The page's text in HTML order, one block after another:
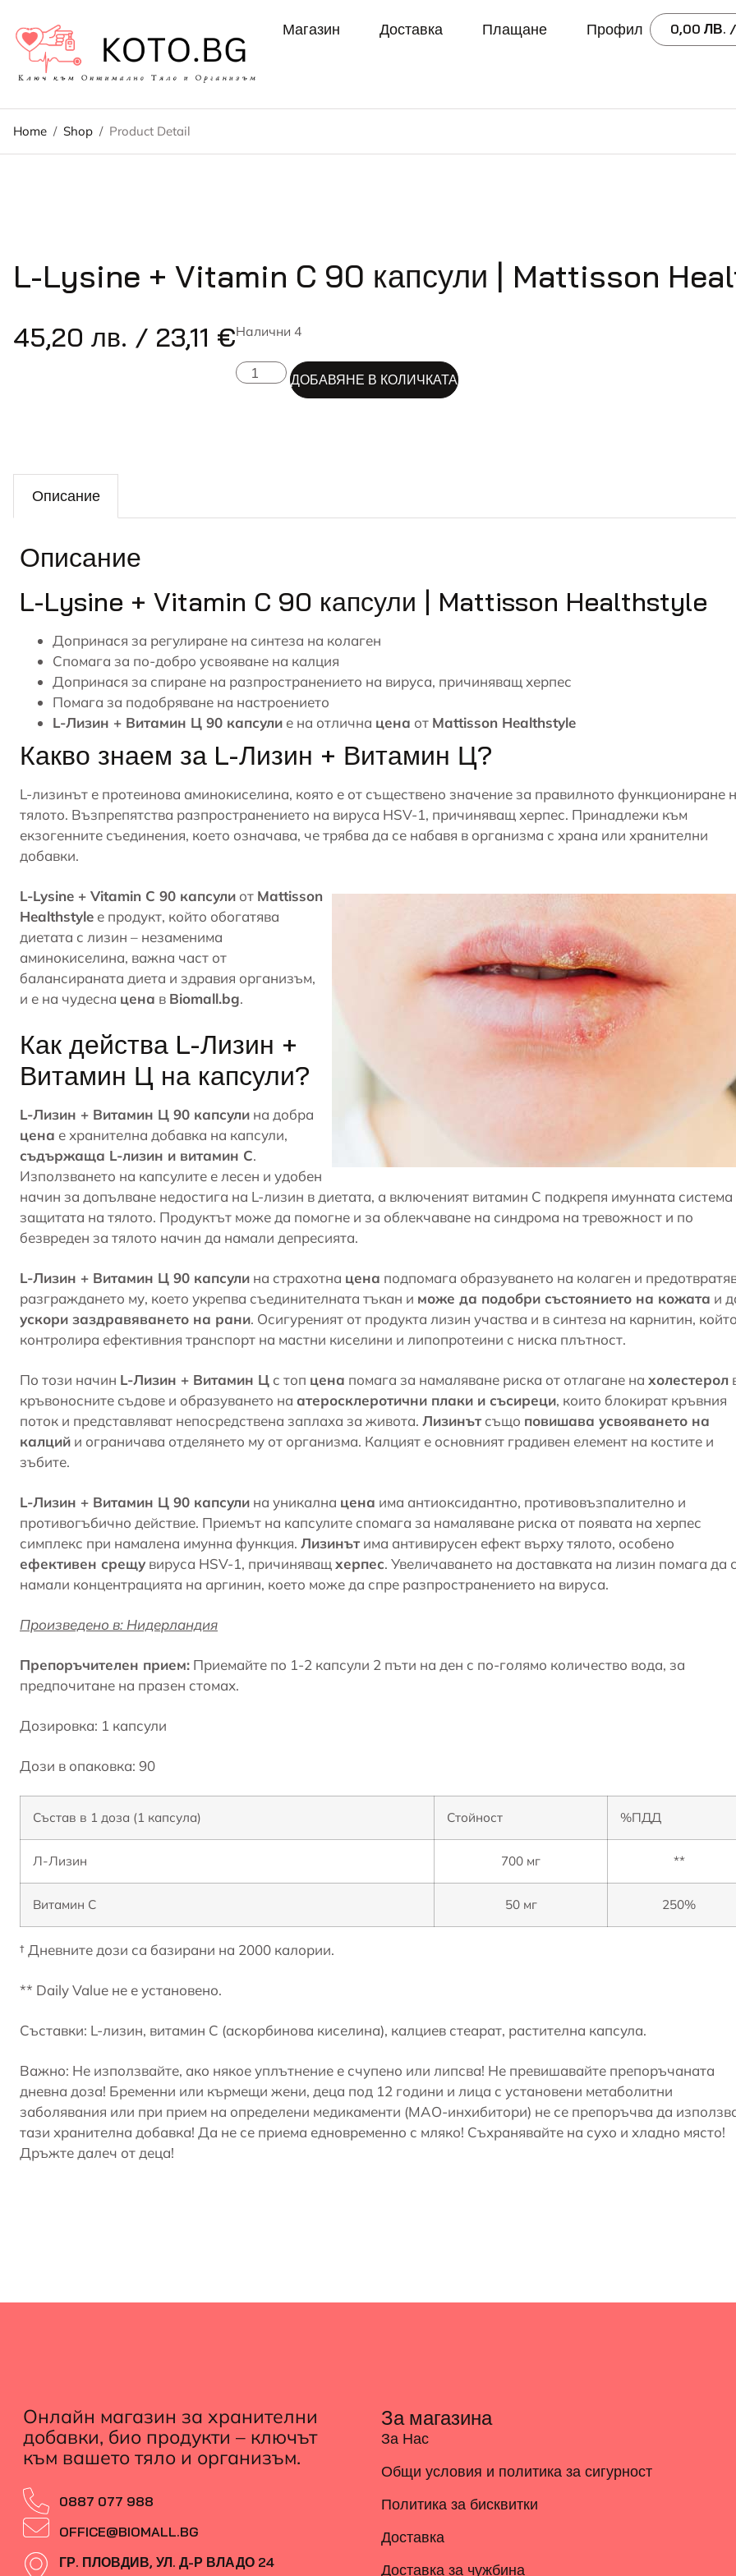
Магазин Доставка Плащане Профил 0,00 ЛВ.
Home / Shop / Product Detail
L-Lysine + Vitamin C 90 капсули | Mattisson
45,20 лв. / 23,11 €Налични 4
ДОБАВЯНЕ В КОЛИЧКАТАALTERNATIVE:
Описание
Описание
L-Lysine + Vitamin C 90 капсули | Mattisson Healthstyle
Допринася за регулиране на синтеза на колаген
Спомага за по-добро усвояване на калция
Допринася за спиране на разпространението на вируса, причиняващ херпес
Помага за подобряване на настроението
L-Лизин + Витамин Ц 90 капсули е на отлична цена от Mattisson Healthstyle
Какво знаем за L-Лизин + Витамин Ц?
L-лизинът е протеинова аминокиселина, която е от съществено значение за правилното функциониране
тялото. Възпрепятства разпространението на вируса HSV-1, причиняващ херпес. Принадлежи към
екзогенните съединения, което означава, че трябва да се набавя в организма с храна или хранителни
добавки.
L-Lysine + Vitamin C 90 капсули от Mattisson
Healthstyle е продукт, който обогатява
диетата с лизин – незаменима
аминокиселина, важна част от
балансираната диета и здравия организъм,
и е на чудесна цена в Biomall.bg.
Как действа L-Лизин +
Витамин Ц на капсули?
L-Лизин + Витамин Ц 90 капсули на добра
цена е хранителна добавка на капсули,
съдържаща L-лизин и витамин С.
Използването на капсулите е лесен и удобен
начин за допълване недостига на L-лизин в диетата, а включеният витамин C подкрепя имунната система
защитата на тялото. Продуктът може да помогне и за облекчаване на синдрома на тревожност и по
безвреден за тялото начин да намали депресията.
L-Лизин + Витамин Ц 90 капсули на страхотна цена подпомага образуването на колаген и
разграждането му, което укрепва съединителната тъкан и може да подобри състоянието на кожата и
ускори заздравяването на рани. Осигуреният от продукта лизин участва и в синтеза на карнитин,
контролира ефективния транспорт на мастни киселини и липопротеини с ниска плътност.
По този начин L-Лизин + Витамин Ц с топ цена помага за намаляване риска от отлагане на холестерол
кръвоносните съдове и образуването на атеросклеротични плаки и съсиреци, които блокират кръвния
поток и представляват непосредствена заплаха за живота. Лизинът също повишава усвояването на
калций и ограничава отделянето му от организма. Калцият е основният градивен елемент на костите и
зъбите.
L-Лизин + Витамин Ц 90 капсули на уникална цена има антиоксидантно, противовъзпалително и
противогъбично действие. Приемът на капсулите спомага за намаляване риска от появата на херпес
симплекс при намалена имунна функция. Лизинът има антивирусен ефект върху тялото, особено
ефективен срещувируса HSV-1, причиняващ херпес. Увеличаването на доставката на лизин помага да
намали концентрацията на аргинин, което може да спре разпространението на вируса.
Произведено в: Нидерландия
Препоръчителен прием: Приемайте по 1-2 капсули 2 пъти на ден с по-голямо количество вода, за
предпочитане на празен стомах.
Дозировка: 1 капсули
Дози в опаковка: 90
Състав в 1 доза (1 капсула) Стойност %ПДД
Л-Лизин 700 мг **
Витамин С 50 мг 250%
† Дневните дози са базирани на 2000 калории.
** Daily Value не е установено.
Съставки: L-лизин, витамин С (аскорбинова киселина), калциев стеарат, растителна капсула.
Важно: Не използвайте, ако някое уплътнение е счупено или липсва! Не превишавайте препоръчаната
дневна доза! Бременни или кърмещи жени, деца под 12 години и лица с установени метаболитни
заболявания или при прием на определени медикаменти (МАО-инхибитори) не се препоръчва да
тази хранителна добавка! Да не се приема едновременно с мляко! Съхранявайте на сухо и хладно място!
Дръжте далеч от деца!
Онлайн магазин за хранителни
добавки, био продукти – ключът
към вашето тяло и организъм.
0887 077 988
OFFICE@BIOMALL.BG
ГР. ПЛОВДИВ, УЛ. Д-Р ВЛАДО 24
За магазина
За Нас
Общи условия и политика за сигурност
Политика за бисквитки
Доставка
Доставка за чужбина